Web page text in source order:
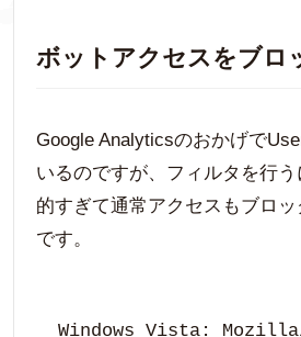
ボットアクセスをブロ
Google Analyticsのおかげで
いるのですが、フィルタを行
的すぎて通常アクセスもブロッ
です。
Windows Vista: